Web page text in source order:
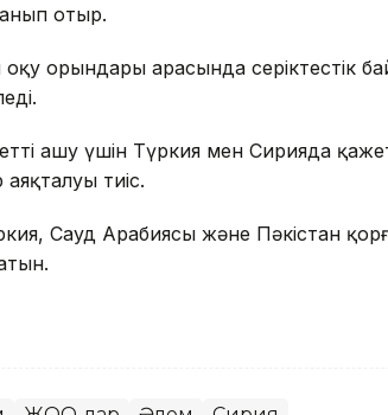
отыр.
оқу орындары арасында серіктестік
ашу үшін Түркия мен Сирияда
аяқталуы тиіс.
Сауд Арабиясы және Пәкістан